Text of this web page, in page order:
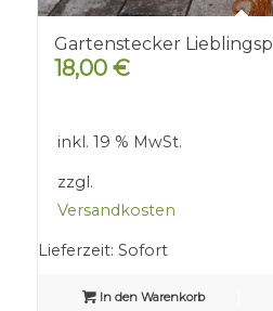
Gartenstecker
18,00 €
inkl. 19 % MwSt.
zzgl.
Versandkosten
Lieferzeit: Sofort
In den Warenkorb